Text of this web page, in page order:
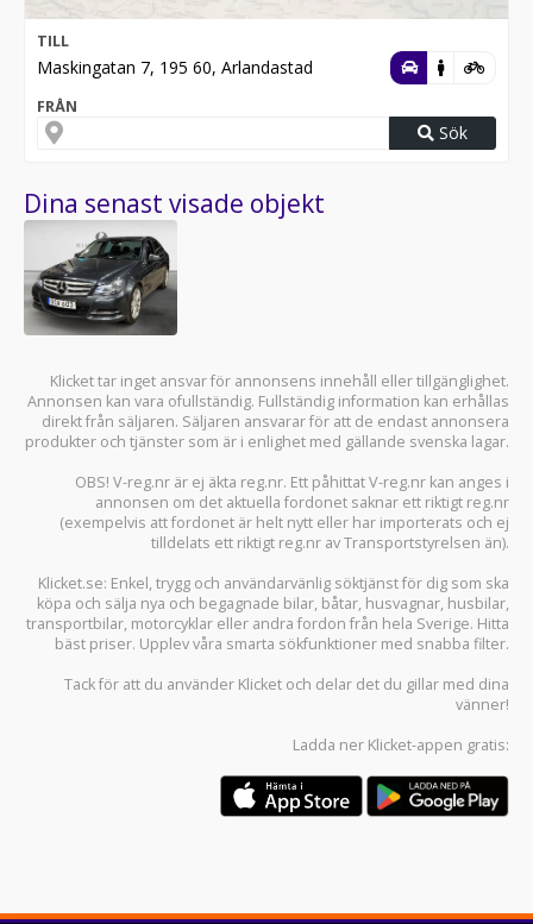
TILL
Maskingatan 7, 195 60, Arlandastad
FRÅN
Sök
Dina senast visade objekt
Klicket tar inget ansvar för annonsens innehåll eller tillgänglighet.
Annonsen kan vara ofullständig. Fullständig information kan erhållas
direkt från säljaren. Säljaren ansvarar för att de endast annonsera
produkter och tjänster som är i enlighet med gällande svenska lagar.
OBS! V-reg.nr är ej äkta reg.nr. Ett påhittat V-reg.nr kan anges i
annonsen om det aktuella fordonet saknar ett riktigt reg.nr
(exempelvis att fordonet är helt nytt eller har importerats och ej
tilldelats ett riktigt reg.nr av Transportstyrelsen än).
Klicket.se: Enkel, trygg och användarvänlig söktjänst för dig som ska
köpa och sälja nya och begagnade bilar, båtar, husvagnar, husbilar,
transportbilar, motorcyklar eller andra fordon från hela Sverige. Hitta
bäst priser. Upplev våra smarta sökfunktioner med snabba filter.
Tack för att du använder Klicket och delar det du gillar med dina
vänner!
Ladda ner Klicket-appen gratis: